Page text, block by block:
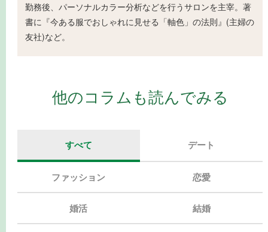
勤務後、パーソナルカラー分析などを行うサロンを主宰。著
書に『今ある服でおしゃれに見せる「軸色」の法則』(主婦の
友社)など。
他のコラムも読んでみる
すべて デート
ファッション 恋愛
婚活 結婚